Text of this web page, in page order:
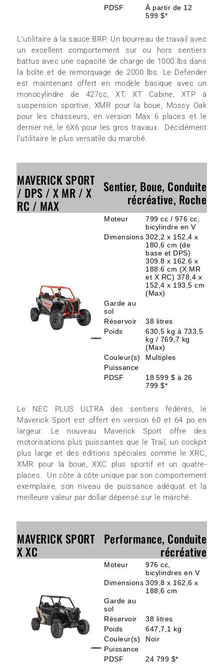
PDSF
À partir de 12
599 $*
L’utilitaire à la sauce BRP. Un bourreau de travail avec
un excellent comportement sur ou hors sentiers
battus avec une capacité de charge de 1000 lbs dans
la boîte et de remorquage de 2000 lbs. Le Defender
est maintenant offert en modèle basique avec un
monocylindre de 427cc, XT, XT Cabine, XTP à
suspension sportive, XMR pour la boue, Mossy Oak
pour les chasseurs, en version Max 6 places et le
dernier né, le 6X6 pour les gros travaux. Décidément
l’utilitaire le plus versatile du marché.
MAVERICK SPORT
/ DPS / X MR / X
RC / MAX
Sentier, Boue, Conduite
récréative, Roche
Moteur
799 cc / 976 cc,
bicylindre en V
Dimensions 302,2 x 152,4 x
180,6 cm (de
base et DPS)
309.8 x 162.6 x
188.6 cm (X MR
et X RC) 378,4 x
152,4 x 193,5 cm
(Max)
Garde au
sol
Réservoir
38 litres
Poids
630,5 kg à 733,5
kg / 769,7 kg
(Max)
Couleur(s)
Multiples
Puissance
PDSF
18 599 $ à 26
799 $*
Le NEC PLUS ULTRA des sentiers fédérés, le
Maverick Sport est offert en version 60 et 64 po en
largeur. Le nouveau Maverick Sport offre des
motorisations plus puissantes que le Trail, un cockpit
plus large et des éditions spéciales comme le XRC,
XMR pour la boue, XXC plus sportif et un quatre-
places. Un côte à côte unique par son comportement
exemplaire, son niveau de puissance adéquat et la
meilleure valeur par dollar dépensé sur le marché.
MAVERICK SPORT
X XC
Performance, Conduite
récréative
Moteur
976 cc,
bicylindres en V
Dimensions 309,8 x 162,6 x
188,6 cm
Garde au
sol
Réservoir
38 litres
Poids
647,7,1 kg
Couleur(s)
Noir
Puissance
PDSF
24 799 $*